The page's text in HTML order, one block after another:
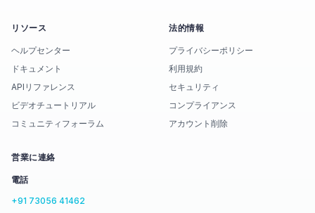
リソース
ヘルプセンター
ドキュメント
APIリファレンス
ビデオチュートリアル
コミュニティフォーラム
法的情報
プライバシーポリシー
利用規約
セキュリティ
コンプライアンス
アカウント削除
営業に連絡
電話
+91 73056 41462